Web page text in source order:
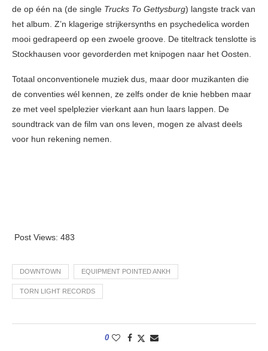
de op één na (de single Trucks To Gettysburg) langste track van
het album. Z’n klagerige strijkersynths en psychedelica worden
mooi gedrapeerd op een zwoele groove. De titeltrack tenslotte is
Stockhausen voor gevorderden met knipogen naar het Oosten.
Totaal onconventionele muziek dus, maar door muzikanten die
de conventies wél kennen, ze zelfs onder de knie hebben maar
ze met veel spelplezier vierkant aan hun laars lappen. De
soundtrack van de film van ons leven, mogen ze alvast deels
voor hun rekening nemen.
Post Views: 483
DOWNTOWN EQUIPMENT POINTED ANKH
TORN LIGHT RECORDS
0